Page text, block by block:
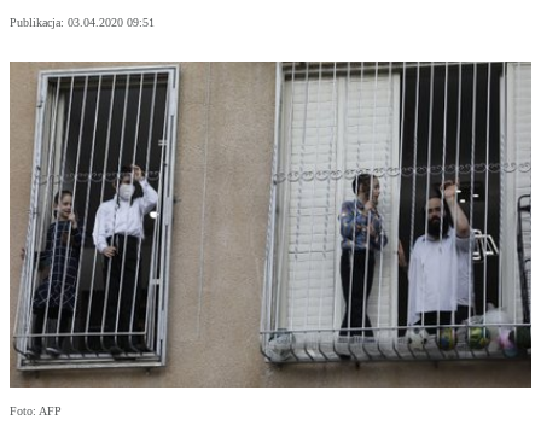
Publikacja: 03.04.2020 09:51
Foto: AFP